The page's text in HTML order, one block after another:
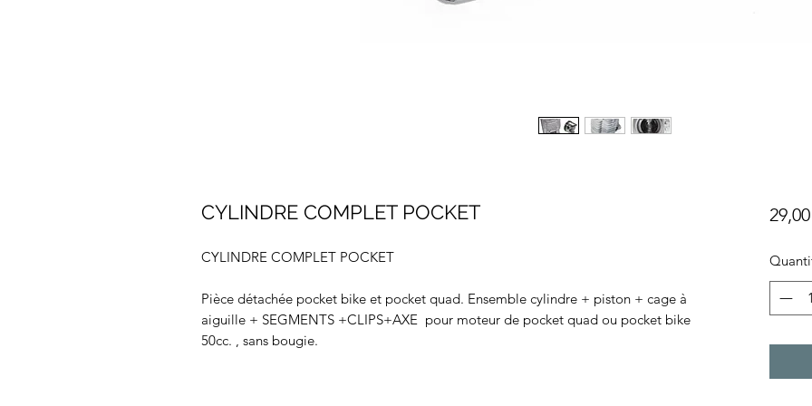
CYLINDRE COMPLET POCKET
CYLINDRE COMPLET POCKET
Pièce détachée pocket bike et pocket quad. Ensemble cylindre + piston + cage à
aiguille + SEGMENTS +CLIPS+AXE pour moteur de pocket quad ou pocket bike
50cc. , sans bougie.